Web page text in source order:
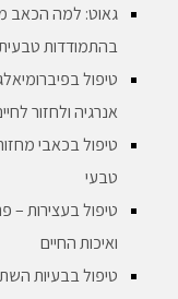
גאוט: למה הכאב
בהתמודדות
טיפול
אנרגיה ולחזור
טיפול בכאבי
טבעי
טיפול בעצירות –
ואיכות החיים
טיפול בבעיות